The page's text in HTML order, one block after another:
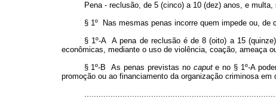
Pena - reclusão, de 5 (cinco) a 10 (dez) anos, e
§ 1º Nas mesmas penas incorre quem impede ou, de
§ 1º-A A pena de reclusão é de 8 (oito) a 15
econômicas, mediante o uso de violência, coação, ameaça
§ 1º-B As penas previstas no capute no § 1º-A
promoção ou ao financiamento da organização criminosa em